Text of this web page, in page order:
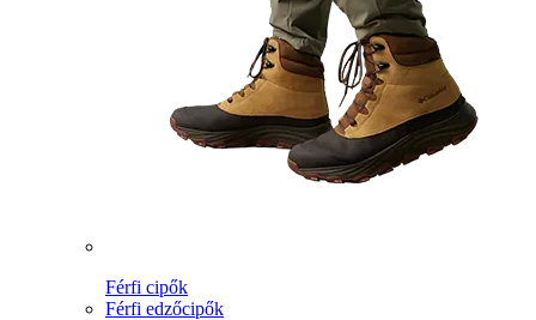
Férfi cipők
Férfi edzőcipők